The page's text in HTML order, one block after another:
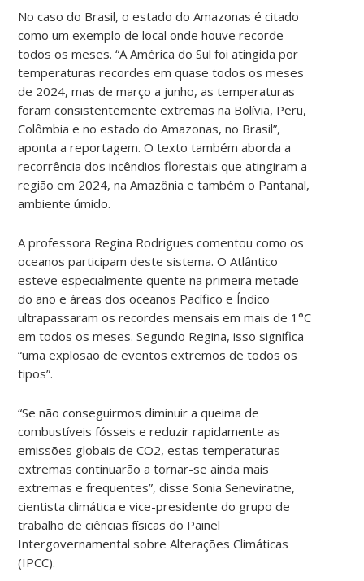
No caso do Brasil, o estado do Amazonas é citado
como um exemplo de local onde houve recorde
todos os meses. “A América do Sul foi atingida por
temperaturas recordes em quase todos os meses
de 2024, mas de março a junho, as temperaturas
foram consistentemente extremas na Bolívia, Peru,
Colômbia e no estado do Amazonas, no Brasil”,
aponta a reportagem. O texto também aborda a
recorrência dos incêndios florestais que atingiram a
região em 2024, na Amazônia e também o Pantanal,
ambiente úmido.
A professora Regina Rodrigues comentou como os
oceanos participam deste sistema. O Atlântico
esteve especialmente quente na primeira metade
do ano e áreas dos oceanos Pacífico e Índico
ultrapassaram os recordes mensais em mais de 1°C
em todos os meses. Segundo Regina, isso significa
“uma explosão de eventos extremos de todos os
tipos”.
“Se não conseguirmos diminuir a queima de
combustíveis fósseis e reduzir rapidamente as
emissões globais de CO2, estas temperaturas
extremas continuarão a tornar-se ainda mais
extremas e frequentes”, disse Sonia Seneviratne,
cientista climática e vice-presidente do grupo de
trabalho de ciências físicas do Painel
Intergovernamental sobre Alterações Climáticas
(IPCC).